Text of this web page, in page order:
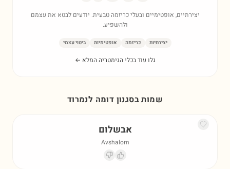
יצירתיים, אופטימיים ובעלי כריזמה טבעית. יודעים לבטא את עצמם
ולהשפיע.
יצירתיות כריזמה אופטימיות ביטוי עצמי
גלו עוד בכלי הגימטריה המלא ←
שמות בסגנון דומה לנמרוד
אבשלום
Avshalom